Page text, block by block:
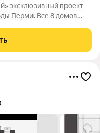
Перми. Все 8 домов
красота природы.